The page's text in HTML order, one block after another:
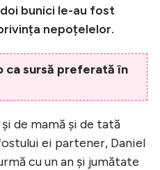
bunici le-au fost
nepoțelelor.
ca sursă preferată în
de mamă și de tată
ei partener, Daniel
cu un an și jumătate